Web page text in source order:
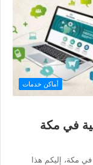
أماكن خدمات
في مكة
مكة، إليكم هذا